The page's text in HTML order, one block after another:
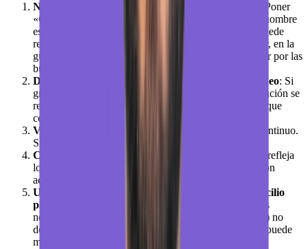
Nombre del negocio con palabras clave añadidas
: Poner
«Cerrajería López – Cerrajero urgente Madrid» en el nombre
es una violación de las normas. Google lo detecta y puede
rechazar o suspender la ficha. Si trabajas en este sector, en la
guía de
verás cómo competir por las
búsquedas de urgencia sin arriesgar la ficha.
Dirección que no coincide con lo que se ve en el vídeo: Si
grabas en un local diferente al que indicaste, la verificación se
rechaza. La dirección de la ficha y la del vídeo tienen que
coincidir.
Vídeo editado o con cortes
: Google pide un vídeo continuo.
Si hay cortes, lo rechazan automáticamente.
Categoría incorrecta
: Si pones una categoría que no refleja
lo que hace el negocio, Google puede pedir verificación
adicional o rechazarla directamente.
Usar una dirección de apartado de correos o domicilio
particular para un negocio de zona de servicio
: Los
negocios que van a domicilio (fontaneros, electricistas) no
deben mostrar dirección física. Si la pones, Google la puede
marcar como sospechosa.